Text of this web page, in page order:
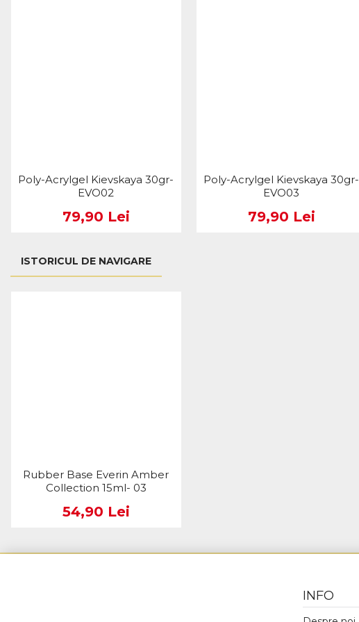
Poly-Acrylgel Kievskaya 30gr-
EVO02
79,90 Lei
Poly-Acrylgel Kievskaya 30gr-
EVO03
79,90 Lei
ISTORICUL DE NAVIGARE
Rubber Base Everin Amber
Collection 15ml- 03
54,90 Lei
INFO